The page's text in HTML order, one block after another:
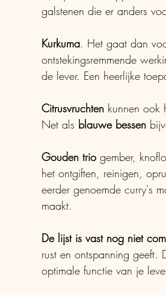
galstenen die er anders
Kurkuma. Het gaat dan
ontstekingsremmende
de lever. Een heerlijke
Citrusvruchten kunnen ook
Net als blauwe bessen
Gouden trio gember,
het ontgiften, reinigen,
eerder genoemde curry's
maakt.
De lijst is vast nog niet
rust en ontspanning geeft.
optimale functie van je